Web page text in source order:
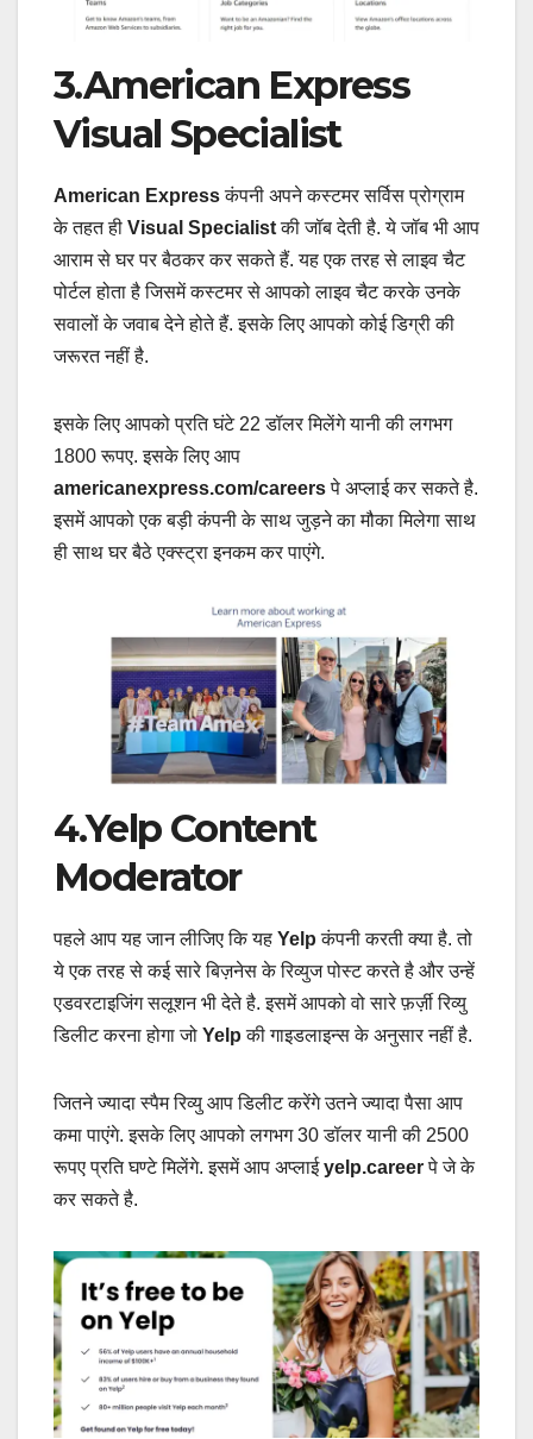
3.American Express
Visual Specialist
American Expressकंपनी अपने कस्टमर सर्विस प्रोग्राम
के तहत ही Visual Specialistकी जॉब देती है. ये जॉब भी आप
आराम से घर पर बैठकर कर सकते हैं. यह एक तरह से लाइव चैट
पोर्टल होता है जिसमें कस्टमर से आपको लाइव चैट करके उनके
सवालों के जवाब देने होते हैं. इसके लिए आपको कोई डिग्री की
जरूरत नहीं है.
इसके लिए आपको प्रति घंटे 22 डॉलर मिलेंगे यानी की लगभग
1800 रूपए. इसके लिए आप
americanexpress.com/careersपे अप्लाई कर सकते है.
इसमें आपको एक बड़ी कंपनी के साथ जुड़ने का मौका मिलेगा साथ
ही साथ घर बैठे एक्स्ट्रा इनकम कर पाएंगे.
4.Yelp Content
Moderator
पहले आप यह जान लीजिए कि यह Yelp कंपनी करती क्या है. तो
ये एक तरह से कई सारे बिज़नेस के रिव्युज पोस्ट करते है और उन्हें
एडवरटाइजिंग सलूशन भी देते है. इसमें आपको वो सारे फ़र्ज़ी रिव्यु
डिलीट करना होगा जो Yelp की गाइडलाइन्स के अनुसार नहीं है.
जितने ज्यादा स्पैम रिव्यु आप डिलीट करेंगे उतने ज्यादा पैसा आप
कमा पाएंगे. इसके लिए आपको लगभग 30 डॉलर यानी की 2500
रूपए प्रति घण्टे मिलेंगे. इसमें आप अप्लाईyelp.careerपे जे के
कर सकते है.